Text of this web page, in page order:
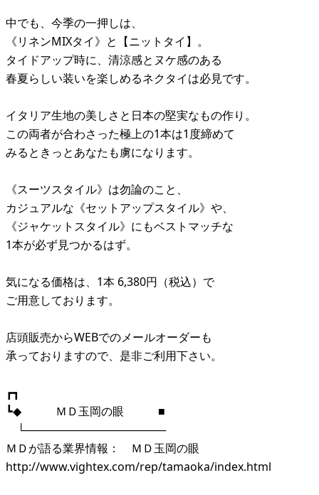
中でも、今季の一押しは、
《リネンMIXタイ》と【ニットタイ】。
タイドアップ時に、清涼感とヌケ感のある
春夏らしい装いを楽しめるネクタイは必見です。
イタリア生地の美しさと日本の堅実なもの作り。
この両者が合わさった極上の1本は1度締めて
みるときっとあなたも虜になります。
《スーツスタイル》は勿論のこと、
カジュアルな《セットアップスタイル》や、
《ジャケットスタイル》にもベストマッチな
1本が必ず見つかるはず。
気になる価格は、1本 6,380円（税込）で
ご用意しております。
店頭販売からWEBでのメールオーダーも
承っておりますので、是非ご利用下さい。
┏┓
┗◆ ＭＤ玉岡の眼 ■
└──────────────────
ＭＤが語る業界情報： ＭＤ玉岡の眼
http://www.vightex.com/rep/tamaoka/index.html